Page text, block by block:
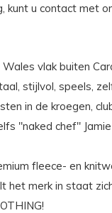
kunt u contact met
vlak buiten
stijlvol, speels,
in de kroegen,
"naked chef"
fleece- en
het merk in staat